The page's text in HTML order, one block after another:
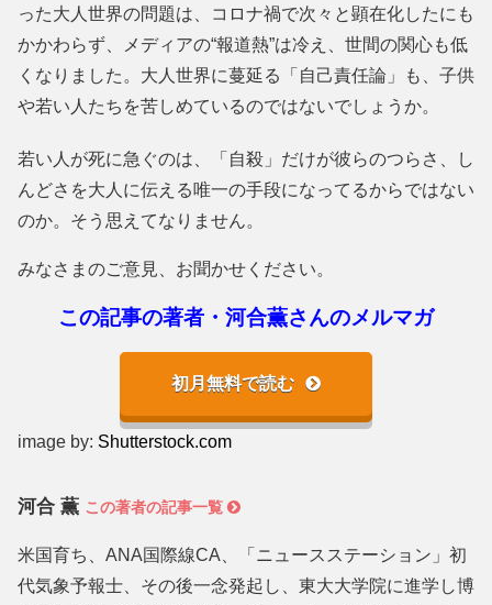
った大人世界の問題は、コロナ禍で次々と顕在化したにも
かかわらず、メディアの“報道熱”は冷え、世間の関心も低
くなりました。大人世界に蔓延る「自己責任論」も、子供
や若い人たちを苦しめているのではないでしょうか。
若い人が死に急ぐのは、「自殺」だけが彼らのつらさ、し
んどさを大人に伝える唯一の手段になってるからではない
のか。そう思えてなりません。
みなさまのご意見、お聞かせください。
この記事の著者・河合薫さんのメルマガ
初月無料で読む
image by: Shutterstock.com
河合 薫 この著者の記事一覧
米国育ち、ANA国際線CA、「ニュースステーション」初
代気象予報士、その後一念発起し、東大大学院に進学し博